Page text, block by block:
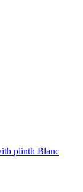
plinth Blanc